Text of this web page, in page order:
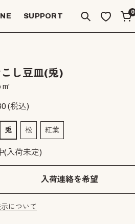
SUPPORT
0
し豆皿(兎)
m'
(税込)
兎 松 紅葉
(入荷未定)
入荷連絡を希望
について